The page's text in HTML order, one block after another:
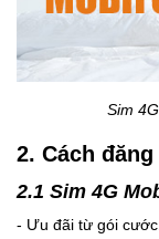
Sim
2. Cách
2.1 Sim 4G
- Ưu đãi từ gói